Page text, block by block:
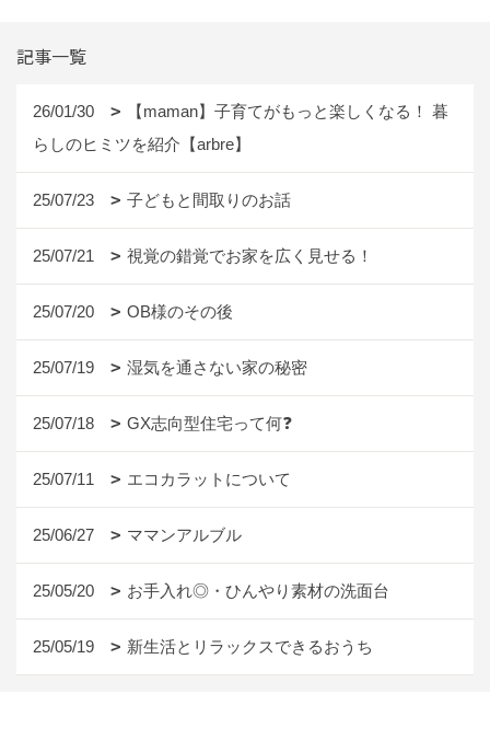
記事一覧
26/01/30
【maman】子育てがもっと楽しくなる！ 暮
らしのヒミツを紹介【arbre】
25/07/23 子どもと間取りのお話
25/07/21 視覚の錯覚でお家を広く見せる！
25/07/20 OB様のその後
25/07/19 湿気を通さない家の秘密
25/07/18 GX志向型住宅って何❓
25/07/11 エコカラットについて
25/06/27 ママンアルブル
25/05/20 お手入れ◎・ひんやり素材の洗面台
25/05/19 新生活とリラックスできるおうち